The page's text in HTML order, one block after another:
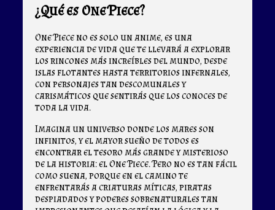
¿Qué es One Piece?
One Piece no es solo un anime, es una
experiencia de vida que te llevará a explorar
los rincones más increíbles del mundo, desde
islas flotantes hasta territorios infernales,
con personajes tan descomunales y
carismáticos que sentirás que los conoces de
toda la vida.
Imagina un universo donde los mares son
infinitos, y el mayor sueño de todos es
encontrar el tesoro más grande y misterioso
de la historia: el One Piece. Pero no es tan fácil
como suena, porque en el camino te
enfrentarás a criaturas míticas, piratas
despiadados y poderes sobrenaturales tan